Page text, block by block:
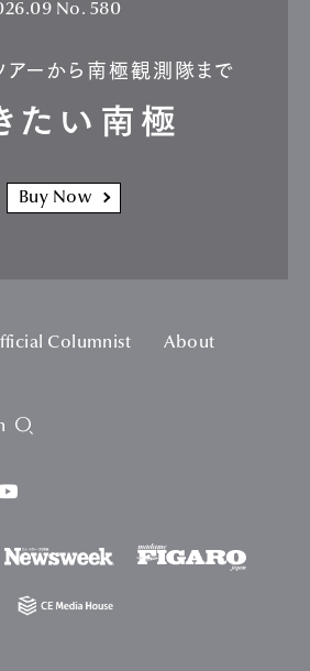
No. 580
アーから南極観測隊まで
たい南極
Buy Now
Columnist
About